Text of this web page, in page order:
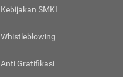
Kebijakan SMKI
Whistleblowing
Anti Gratifikasi